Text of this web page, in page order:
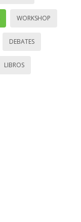
WORKSHOP
DEBATES
LIBROS